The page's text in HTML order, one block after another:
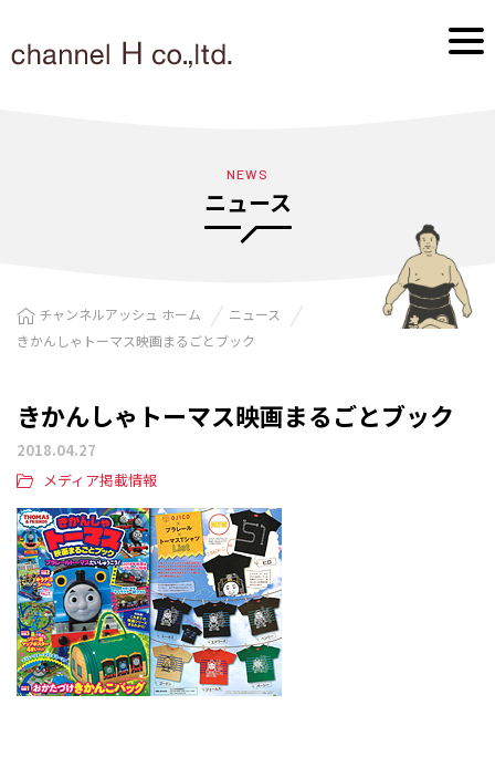
NEWS
ニュース
チャンネルアッシュ ホーム
ニュース
きかんしゃトーマス映画まるごとブック
きかんしゃトーマス映画まるごとブック
2018.04.27
メディア掲載情報